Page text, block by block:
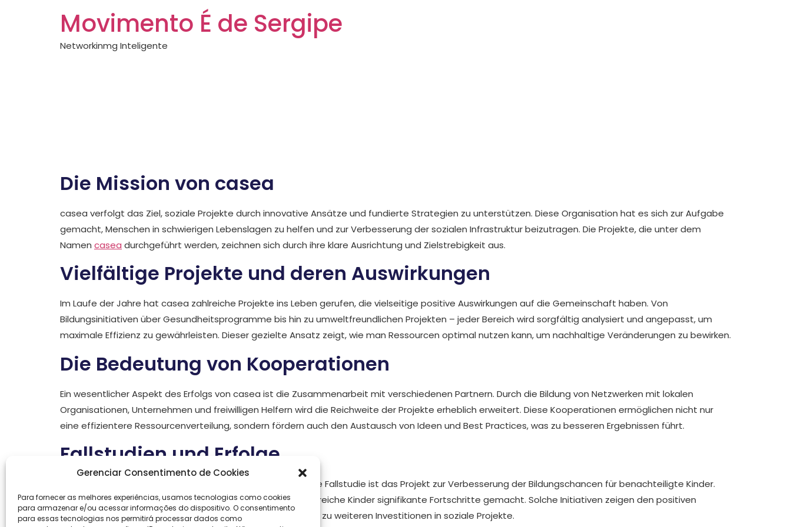
Gerenciar Consentimento de Cookies
Para fornecer as melhores experiências, usamos tecnologias como cookies
para armazenar e/ou acessar informações do dispositivo. O consentimento
para essas tecnologias nos permitirá processar dados como
Movimento É de Sergipe
Networkinmg Inteligente
Die Mission von casea
casea verfolgt das Ziel, soziale Projekte durch innovative Ansätze und fundierte Strategien zu unterstützen. Diese Organisation hat es sich zur Aufgabe
gemacht, Menschen in schwierigen Lebenslagen zu helfen und zur Verbesserung der sozialen Infrastruktur beizutragen. Die Projekte, die unter dem
Namen casea durchgeführt werden, zeichnen sich durch ihre klare Ausrichtung und Zielstrebigkeit aus.
Vielfältige Projekte und deren Auswirkungen
Im Laufe der Jahre hat casea zahlreiche Projekte ins Leben gerufen, die vielseitige positive Auswirkungen auf die Gemeinschaft haben. Von
Bildungsinitiativen über Gesundheitsprogramme bis hin zu umweltfreundlichen Projekten – jeder Bereich wird sorgfältig analysiert und angepasst, um
maximale Effizienz zu gewährleisten. Dieser gezielte Ansatz zeigt, wie man Ressourcen optimal nutzen kann, um nachhaltige Veränderungen zu bewirken.
Die Bedeutung von Kooperationen
Ein wesentlicher Aspekt des Erfolgs von casea ist die Zusammenarbeit mit verschiedenen Partnern. Durch die Bildung von Netzwerken mit lokalen
Organisationen, Unternehmen und freiwilligen Helfern wird die Reichweite der Projekte erheblich erweitert. Diese Kooperationen ermöglichen nicht nur
eine effizientere Ressourcenverteilung, sondern fördern auch den Austausch von Ideen und Best Practices, was zu besseren Ergebnissen führt.
Fallstudien und Erfolge
Die Erfolge von casea sprechen für sich. Eine herausragende Fallstudie ist das Projekt zur Verbesserung der Bildungschancen für benachteiligte Kinder.
Durch gezielte Förderprogramme und Nachhilfe haben zahlreiche Kinder signifikante Fortschritte gemacht. Solche Initiativen zeigen den positiven
Einfluss, den casea auf die Gesellschaft hat und motivieren zu weiteren Investitionen in soziale Projekte.